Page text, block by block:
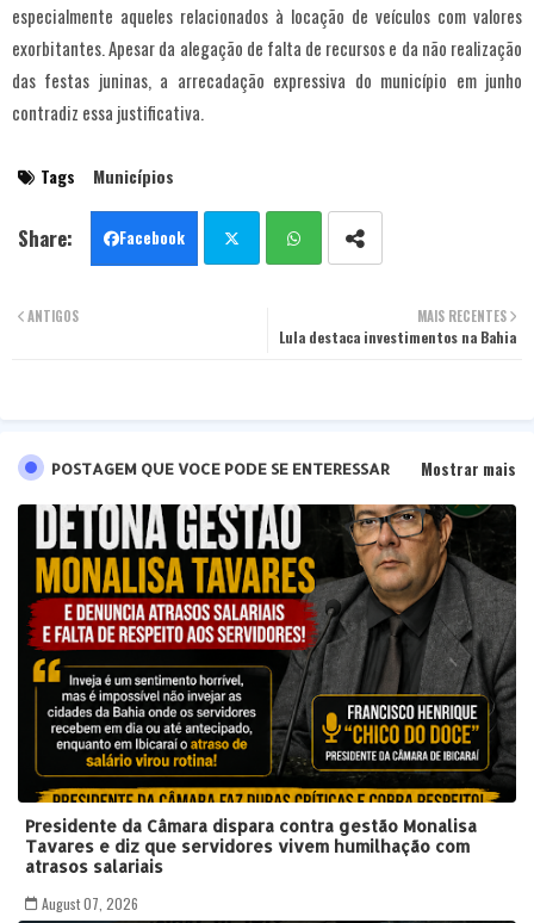
especialmente aqueles relacionados à locação de veículos com valores
exorbitantes. Apesar da alegação de falta de recursos e da não realização
das festas juninas, a arrecadação expressiva do município em junho
contradiz essa justificativa.
Tags Municípios
Facebook
tsa
MAIS RECENTES
Lula destaca investimentos na Bahia
ANTIGOS
POSTAGEM QUE VOCE PODE SE ENTERESSAR Mostrar mais
Presidente da Câmara dispara contra gestão Monalisa
Tavares e diz que servidores vivem humilhação com
atrasos salariais
August 07, 2026